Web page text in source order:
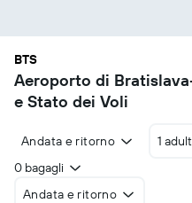
BTS
Aeroporto di
e Stato dei Voli
Andata e ritorno 1
0 bagagli
Andata e ritorno